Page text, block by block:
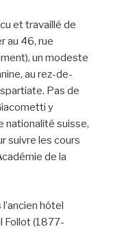
et travaillé de
au 46, rue
un modeste
au rez-de-
Pas de
y
nationalité suisse,
suivre les cours
de la
hôtel
Follot (1877-